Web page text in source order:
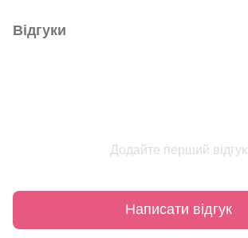
Відгуки
Додайте перший відгук
Написати відгук